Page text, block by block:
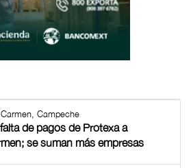
Campeche
de pagos de Protexa a
se suman más empresas